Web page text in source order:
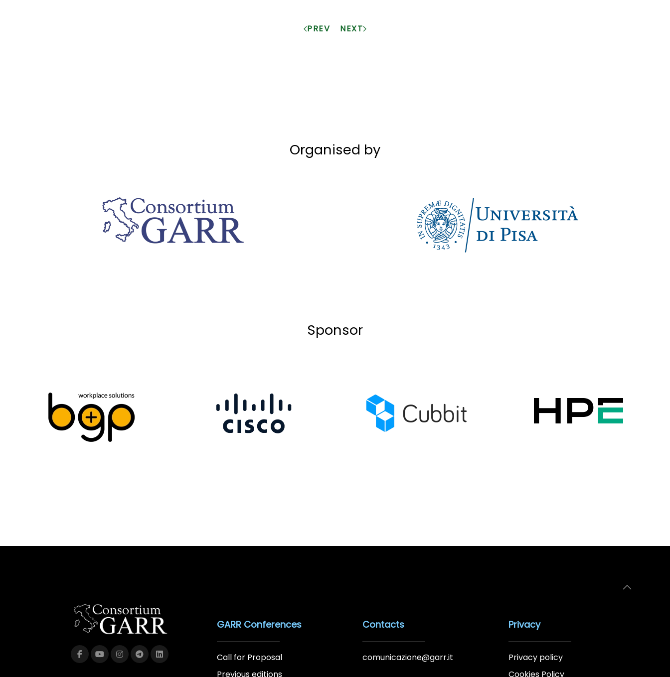
PREV NEXT
Organised by
Sponsor
GARR Conferences
Call for Proposal
Previous editions
Contacts
comunicazione@garr.it
Privacy
Privacy policy
Cookies Policy